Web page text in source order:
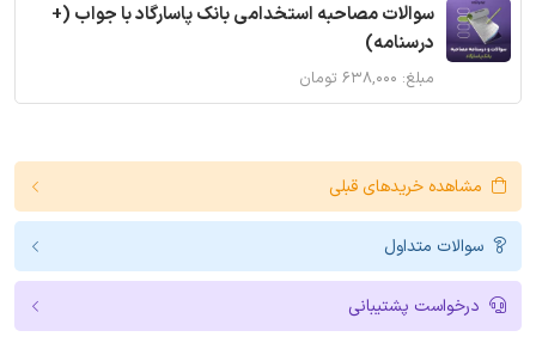
سوالات مصاحبه استخدامی بانک پاسارگاد با جواب (+
درسنامه)
مبلغ: ۶۳۸,۰۰۰ تومان
مشاهده خریدهای قبلی
سوالات متداول
درخواست پشتیبانی